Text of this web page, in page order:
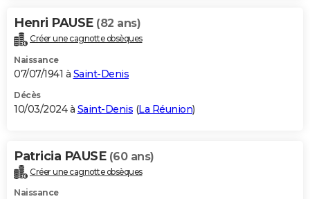
Henri PAUSE (82 ans)
Créer une cagnotte obsèques
Naissance
07/07/1941 à Saint-Denis
Décès
10/03/2024 à Saint-Denis (La Réunion)
Patricia PAUSE (60 ans)
Créer une cagnotte obsèques
Naissance